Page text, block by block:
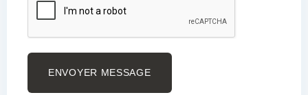
ENVOYER MESSAGE